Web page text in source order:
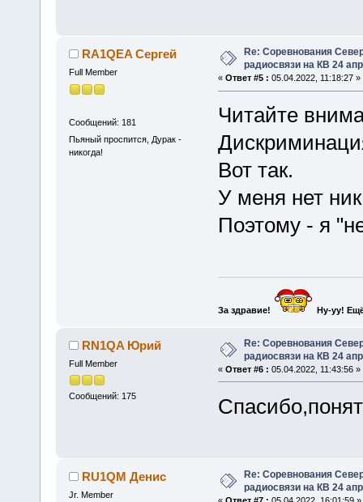
RA1QEA Сергей
Full Member
Сообщений: 181
Пьяный проспится, Дурак -
никогда!
Re: Соревнования
радиосвязи на КВ 24
« Ответ #5 : 05.04.2022, 11:18:27 »
Читайте
Вот так.
У меня нет
Поэтому - я
За здравие! Ну-уу!
RN1QA Юрий
Full Member
Сообщений: 175
Re: Соревнования
радиосвязи на КВ 24
« Ответ #6 : 05.04.2022, 11:43:56 »
RU1QM Денис
Jr. Member
Re: Соревнования
радиосвязи на КВ 24